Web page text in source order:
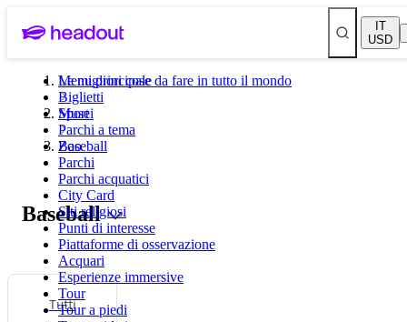
IT
USD
Le migliori cose da fare in tutto il mondo
Biglietti
Musei
Parchi a tema
Zoo
Parchi
Parchi acquatici
City Card
Siti religiosi
Punti di interesse
Piattaforme di osservazione
Acquari
Esperienze immersive
Tour
Tour a piedi
Menu principale
Sport
Baseball
Baseball
Tutti